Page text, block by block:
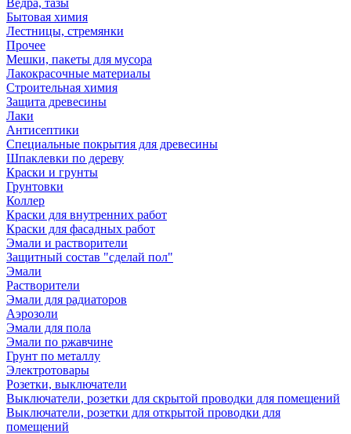
Вёдра, тазы
Бытовая химия
Лестницы, стремянки
Прочее
Мешки, пакеты для мусора
Лакокрасочные материалы
Строительная химия
Защита древесины
Лаки
Антисептики
Специальные покрытия для древесины
Шпаклевки по дереву
Краски и грунты
Грунтовки
Коллер
Краски для внутренних работ
Краски для фасадных работ
Эмали и растворители
Защитный состав "сделай пол"
Эмали
Растворители
Эмали для радиаторов
Аэрозоли
Эмали для пола
Эмали по ржавчине
Грунт по металлу
Электротовары
Розетки, выключатели
Выключатели, розетки для скрытой проводки для помещений
Выключатели, розетки для открытой проводки для
помещений